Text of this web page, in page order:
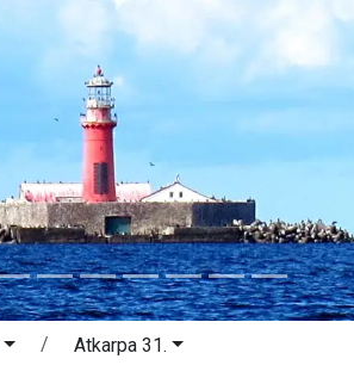
Atkarpa 31.